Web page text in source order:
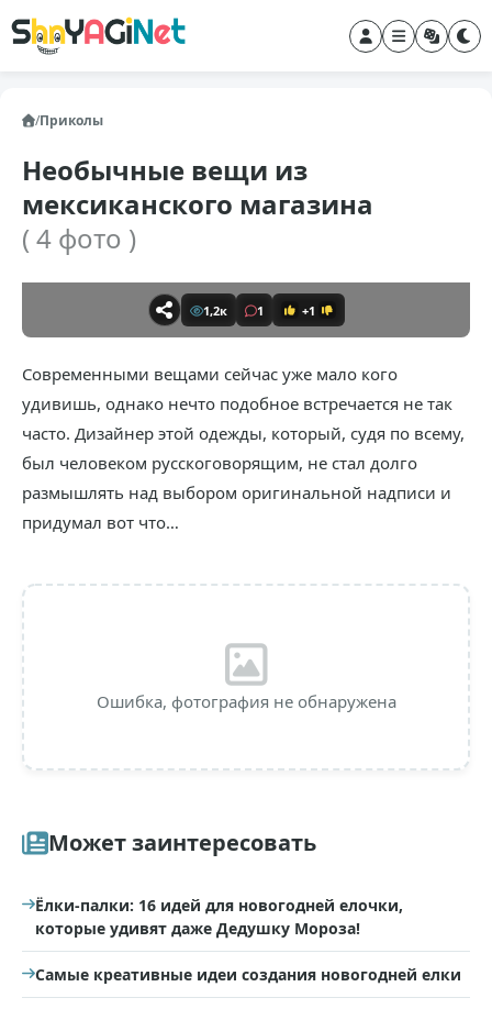
/Приколы
Необычные вещи из
мексиканского магазина
( 4 фото )
1,2к 1 +1
Современными вещами сейчас уже мало кого
удивишь, однако нечто подобное встречается не так
часто. Дизайнер этой одежды, который, судя по всему,
был человеком русскоговорящим, не стал долго
размышлять над выбором оригинальной надписи и
придумал вот что…
Ошибка, фотография не обнаружена
Может заинтересовать
Ёлки-палки: 16 идей для новогодней елочки,
которые удивят даже Дедушку Мороза!
Самые креативные идеи создания новогодней елки